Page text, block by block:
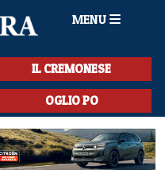
MENU
IL CREMONESE
OGLIO PO